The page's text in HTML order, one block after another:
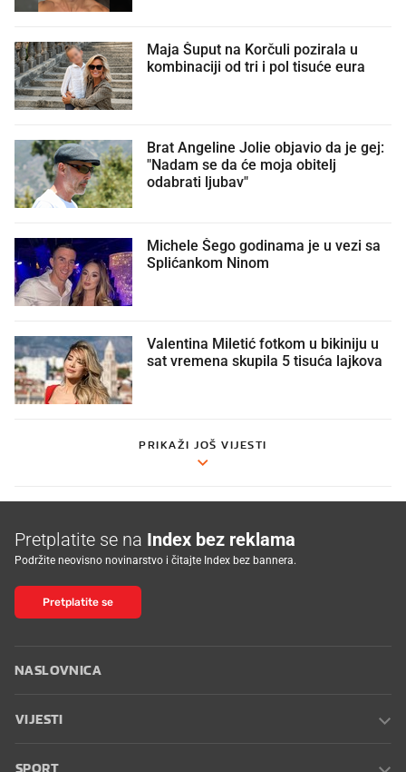
Maja Šuput na Korčuli pozirala u
kombinaciji od tri i pol tisuće eura
Brat Angeline Jolie objavio da je gej:
"Nadam se da će moja obitelj
odabrati ljubav"
Michele Šego godinama je u vezi sa
Splićankom Ninom
Valentina Miletić fotkom u bikiniju u
sat vremena skupila 5 tisuća lajkova
PRIKAŽI JOŠ VIJESTI
Pretplatite se na Index bez reklama
Podržite neovisno novinarstvo i čitajte Index bez bannera.
Pretplatite se
NASLOVNICA
VIJESTI
SPORT